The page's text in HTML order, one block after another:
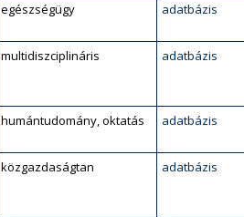
egészségügy adatbázis
multidiszciplináris adatbázis
humántudomány, oktatás adatbázis
közgazdaságtan adatbázis